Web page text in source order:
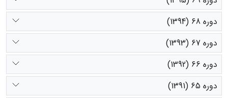
دوره 68 (1394)
دوره 67 (1393)
دوره 66 (1392)
دوره 65 (1391)